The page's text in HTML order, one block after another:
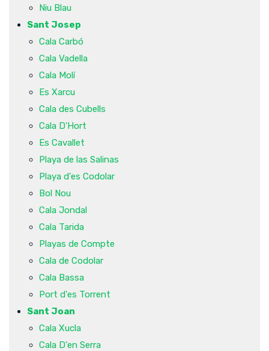
Niu Blau
Sant Josep
Cala Carbó
Cala Vadella
Cala Molí
Es Xarcu
Cala des Cubells
Cala D'Hort
Es Cavallet
Playa de las Salinas
Playa d'es Codolar
Bol Nou
Cala Jondal
Cala Tarida
Playas de Compte
Cala de Codolar
Cala Bassa
Port d'es Torrent
Sant Joan
Cala Xucla
Cala D'en Serra